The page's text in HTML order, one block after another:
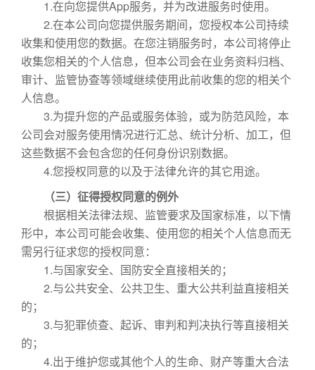
1.在向您提供App服务，并为改进服务时使用。
2.在本公司向您提供服务期间，您授权本公司持续
收集和使用您的数据。在您注销服务时，本公司将停止
收集您相关的个人信息，但本公司会在业务资料归档、
审计、监管协查等领域继续使用此前收集的您的相关个
人信息。
3.为提升您的产品或服务体验，或为防范风险，本
公司会对服务使用情况进行汇总、统计分析、加工，但
这些数据不会包含您的任何身份识别数据。
4.您授权同意的以及于法律允许的其它用途。
（三）征得授权同意的例外
根据相关法律法规、监管要求及国家标准，以下情
形中，本公司可能会收集、使用您的相关个人信息而无
需另行征求您的授权同意：
1.与国家安全、国防安全直接相关的；
2.与公共安全、公共卫生、重大公共利益直接相关
的；
3.与犯罪侦查、起诉、审判和判决执行等直接相关
的；
4.出于维护您或其他个人的生命、财产等重大合法